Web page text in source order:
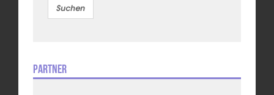
Partner